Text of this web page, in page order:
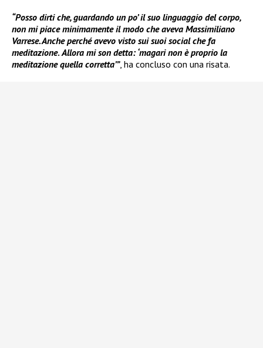
“Posso dirti che, guardando un po’ il suo linguaggio del corpo,
non mi piace minimamente il modo che aveva Massimiliano
Varrese. Anche perché avevo visto sui suoi social che fa
meditazione. Allora mi son detta: ‘magari non è proprio la
meditazione quella corretta’”, ha concluso con una risata.